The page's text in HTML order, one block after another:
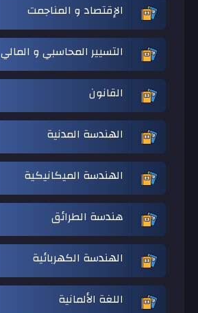
الإقتصاد و المناجمت
التسيير المحاسبي و المالي
القانون
الهندسة المدنية
الهندسة الميكانيكية
هندسة الطرائق
الهندسة الكهربائية
اللغة الألمانية